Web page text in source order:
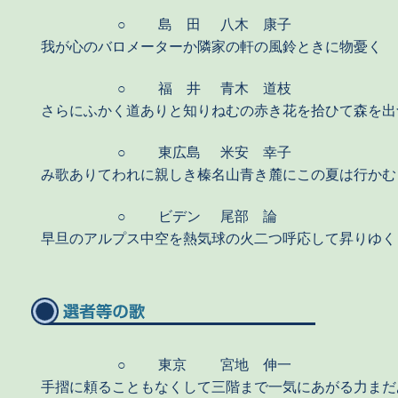
○ 島 田
八木 康子
我が心のバロメーターか隣家の軒の風鈴ときに物憂く
○ 福 井
青木 道枝
さらにふかく道ありと知りねむの赤き花を拾ひて森を
○ 東広島
米安 幸子
み歌ありてわれに親しき榛名山青き麓にこの夏は行かむ
○ ビデン
尾部 論
早旦のアルプス中空を熱気球の火二つ呼応して昇りゆく
○ 東京
宮地 伸一
手摺に頼ることもなくして三階まで一気にあがる力ま